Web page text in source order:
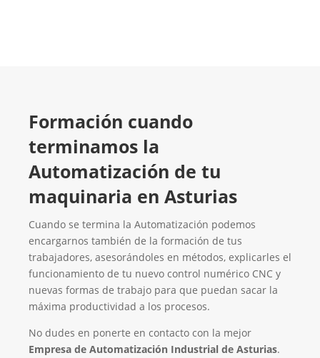
Formación cuando
terminamos la
Automatización de tu
maquinaria en Asturias
Cuando se termina la Automatización podemos
encargarnos también de la formación de tus
trabajadores, asesorándoles en métodos, explicarles el
funcionamiento de tu nuevo control numérico CNC y
nuevas formas de trabajo para que puedan sacar la
máxima productividad a los procesos.
No dudes en ponerte en contacto con la mejor
Empresa de Automatización Industrial de Asturias.